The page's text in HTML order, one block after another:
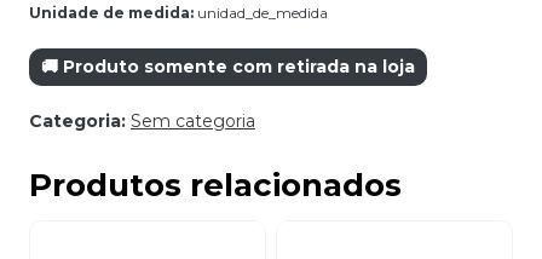
Unidade de medida: unidad_de_medida
🚚 Produto somente com retirada na loja
Categoria: Sem categoria
Produtos relacionados